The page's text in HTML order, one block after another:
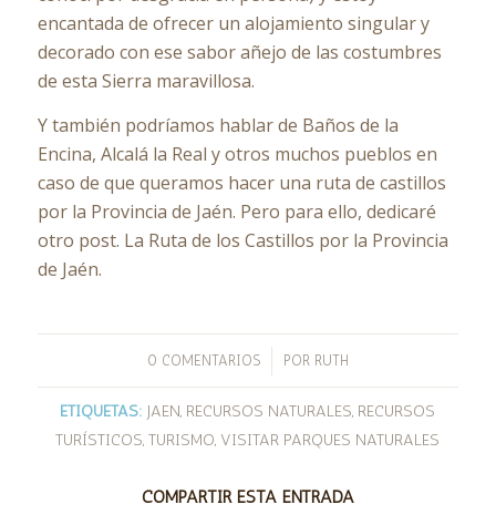
encantada de ofrecer un alojamiento singular y
decorado con ese sabor añejo de las costumbres
de esta Sierra maravillosa.
Y también podríamos hablar de Baños de la
Encina, Alcalá la Real y otros muchos pueblos en
caso de que queramos hacer una ruta de castillos
por la Provincia de Jaén. Pero para ello, dedicaré
otro post. La Ruta de los Castillos por la Provincia
de Jaén.
0 COMENTARIOS
/ POR RUTH
ETIQUETAS: JAEN, RECURSOS NATURALES, RECURSOS
TURÍSTICOS,TURISMO, VISITAR PARQUES NATURALES
COMPARTIR ESTA ENTRADA